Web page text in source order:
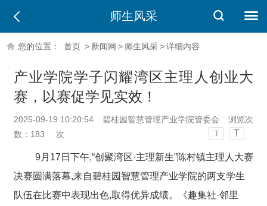
师生风采
您的位置： 首页 > 新闻网 > 师生风采>详细内容
产业学院学子闪耀湾区主理人创业大
赛，以赛促学见实效！
2025-09-19 10:20:54 碧桂园智慧管理产业学院管委会
浏览次
数： 183 次 T T
9月17日下午,“创聚湾区·主理新生”陈村镇主理人大赛
决赛圆满落幕,来自碧桂园智慧管理产业学院的两支学生
队伍在比赛中表现出色,取得优异成绩。《趣集社·邻里